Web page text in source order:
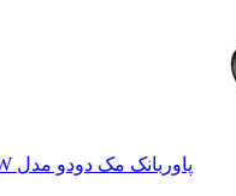
پاوربانک مک دودو مدل MC-6370 65W ظرفیت 20000 میلی آمپر ساعت